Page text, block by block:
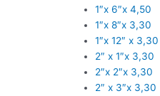
1″x 6″x 4,50
1″x 8″x 3,30
1″x 12″ x 3,30
2″ x 1″x 3,30
2″x 2″x 3,30
2″ x 3″x 3,30